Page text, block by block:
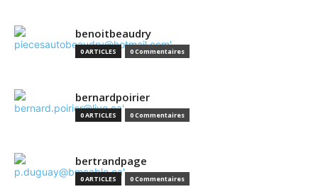
benoitbeaudry
0 ARTICLES 0 Commentaires
bernardpoirier
0 ARTICLES 0 Commentaires
bertrandpage
0 ARTICLES 0 Commentaires